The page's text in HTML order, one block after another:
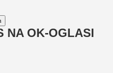
NA OK-OGLASI